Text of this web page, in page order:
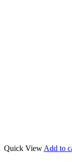
Quick View Add to